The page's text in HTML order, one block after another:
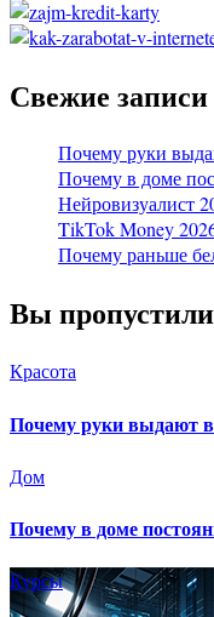
Свежие записи
Почему руки
Почему в доме
Нейровизуалист
TikTok Money
Почему раньше
Вы пропустили
Красота
Почему руки выдают
Дом
Почему в доме
Курсы